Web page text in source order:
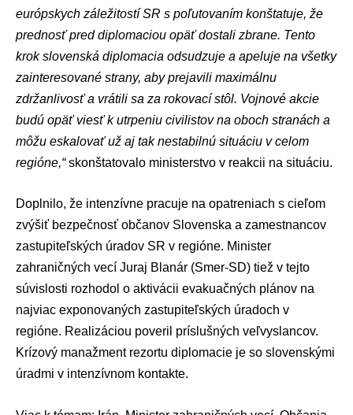
európskych záležitostí SR s poľutovaním konštatuje, že
prednosť pred diplomaciou opäť dostali zbrane. Tento
krok slovenská diplomacia odsudzuje a apeluje na všetky
zainteresované strany, aby prejavili maximálnu
zdržanlivosť a vrátili sa za rokovací stôl. Vojnové akcie
budú opäť viesť k utrpeniu civilistov na oboch stranách a
môžu eskalovať už aj tak nestabilnú situáciu v celom
regióne,“skonštatovalo ministerstvo v reakcii na situáciu.
Doplnilo, že intenzívne pracuje na opatreniach s cieľom
zvýšiť bezpečnosť občanov Slovenska a zamestnancov
zastupiteľských úradov SR v regióne. Minister
zahraničných vecí Juraj Blanár (Smer-SD) tiež v tejto
súvislosti rozhodol o aktivácii evakuačných plánov na
najviac exponovaných zastupiteľských úradoch v
regióne. Realizáciou poveril príslušných veľvyslancov.
Krízový manažment rezortu diplomacie je so slovenskými
úradmi v intenzívnom kontakte.